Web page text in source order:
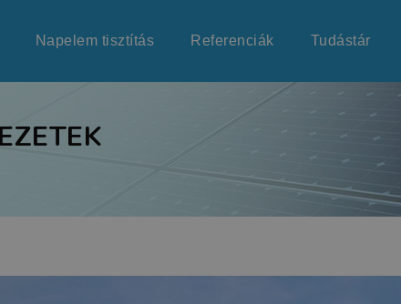
Napelem tisztítás Referenciák Tudástár